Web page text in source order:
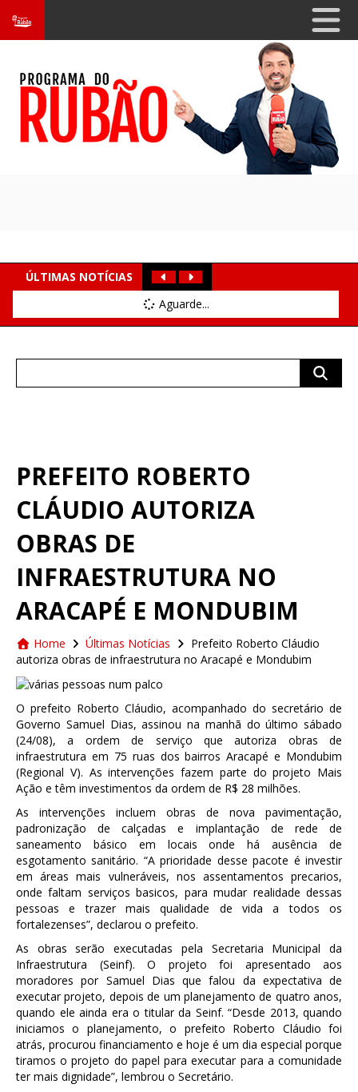
ÚLTIMAS NOTÍCIAS
Aguarde...
PREFEITO ROBERTO
CLÁUDIO AUTORIZA
OBRAS DE
INFRAESTRUTURA NO
ARACAPÉ E MONDUBIM
Home Últimas Notícias
Prefeito Roberto Cláudio
autoriza obras de infraestrutura no Aracapé e Mondubim
O prefeito Roberto Cláudio, acompanhado do secretário de
Governo Samuel Dias, assinou na manhã do último sábado
(24/08), a ordem de serviço que autoriza obras de
infraestrutura em 75 ruas dos bairros Aracapé e Mondubim
(Regional V). As intervenções fazem parte do projeto Mais
Ação e têm investimentos da ordem de R$ 28 milhões.
As intervenções incluem obras de nova pavimentação,
padronização de calçadas e implantação de rede de
saneamento básico em locais onde há ausência de
esgotamento sanitário. “A prioridade desse pacote é investir
em áreas mais vulneráveis, nos assentamentos precarios,
onde faltam serviços basicos, para mudar realidade dessas
pessoas e trazer mais qualidade de vida a todos os
fortalezenses”, declarou o prefeito.
As obras serão executadas pela Secretaria Municipal da
Infraestrutura (Seinf). O projeto foi apresentado aos
moradores por Samuel Dias que falou da expectativa de
executar projeto, depois de um planejamento de quatro anos,
quando ele ainda era o titular da Seinf. “Desde 2013, quando
iniciamos o planejamento, o prefeito Roberto Cláudio foi
atrás, procurou financiamento e hoje é um dia especial porque
tiramos o projeto do papel para executar para a comunidade
ter mais dignidade”, lembrou o Secretário.